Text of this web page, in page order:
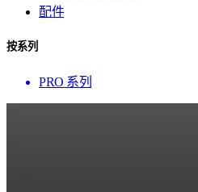
配件
按系列
PRO 系列